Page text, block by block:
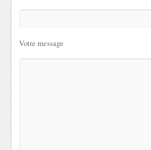
Votre message